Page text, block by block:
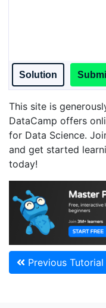
Solution
This site is
DataCamp offers
for Data Science.
and get started
today!
Previous Tutorial